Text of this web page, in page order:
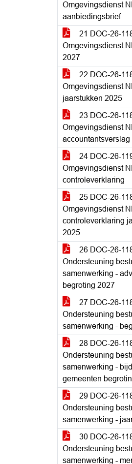
Omgevingsdienst
aanbiedingsbrief
21 DOC-26-
Omgevingsdienst
2027
22 DOC-26-
Omgevingsdienst
jaarstukken 2025
23 DOC-26-
Omgevingsdienst
accountantsverslag
24 DOC-26-
Omgevingsdienst
controleverklaring
25 DOC-26-
Omgevingsdienst
controleverklaring
2025
26 DOC-26-
Ondersteuning
samenwerking -
begroting 2027
27 DOC-26-
Ondersteuning
samenwerking -
28 DOC-26-
Ondersteuning
samenwerking -
gemeenten
29 DOC-26-
Ondersteuning
samenwerking -
30 DOC-26-
Ondersteuning
samenwerking -